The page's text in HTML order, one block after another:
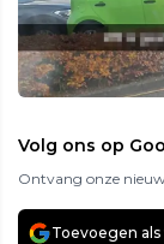
Volg ons op
Ontvang onze
Toevoegen